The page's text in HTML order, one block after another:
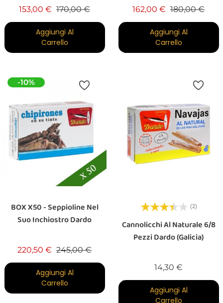
153,00 € Prezzo base
170,00 €Prezzo
Aggiungi Al
Carrello
162,00 € Prezzo base
180,00 €
Aggiungi Al
Carrello
-10%
BOX X50 - Seppioline Nel
Suo Inchiostro Dardo
220,50 € Prezzo base
245,00 €Prezzo
Aggiungi Al
Carrello
(2)
Cannolicchi Al Naturale 6/8
Pezzi Dardo (Galicia)
14,30 €
Aggiungi Al
Carrello